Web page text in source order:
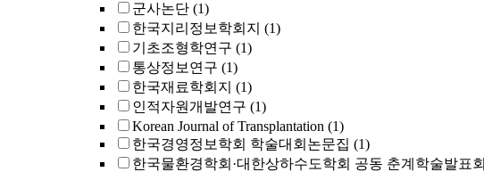
군사논단 (1)
한국지리정보학회지 (1)
기초조형학연구 (1)
통상정보연구 (1)
한국재료학회지 (1)
인적자원개발연구 (1)
Korean Journal of Transplantation (1)
한국경영정보학회 학술대회논문집 (1)
한국물환경학회·대한상하수도학회 공동 춘계학술발표회